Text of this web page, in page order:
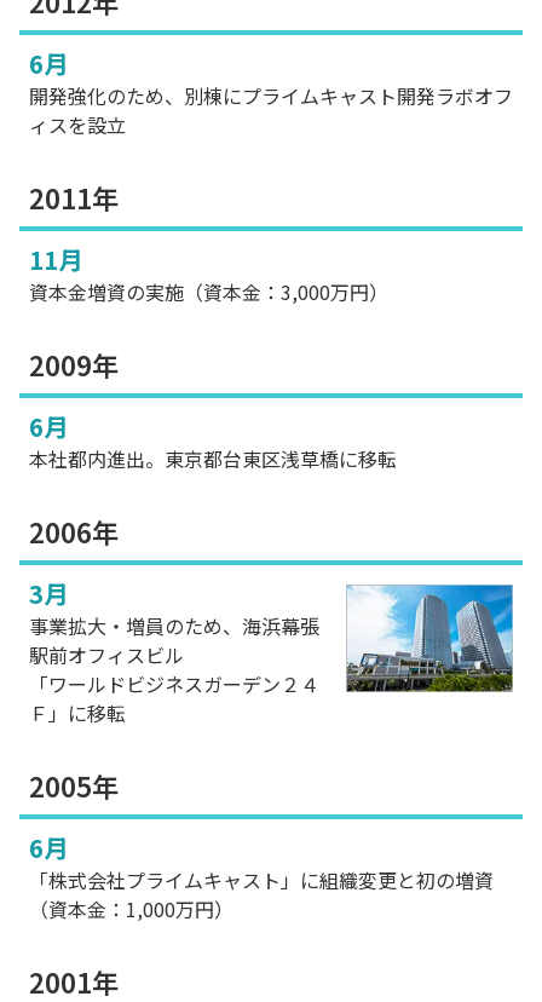
6月
開発強化のため、別棟にプライムキャスト開発ラボオフ
ィスを設立
2011年
11月
資本金増資の実施（資本金：3,000万円）
2009年
6月
本社都内進出。東京都台東区浅草橋に移転
2006年
3月
事業拡大・増員のため、海浜幕張
駅前オフィスビル
「ワールドビジネスガーデン２４
Ｆ」に移転
2005年
6月
「株式会社プライムキャスト」に組織変更と初の増資
（資本金：1,000万円）
2001年